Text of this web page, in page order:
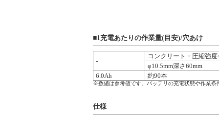
■1充電あたりの作業量(目安)/穴あけ
-
コンクリート・圧縮強度
φ10.5mm深さ60mm
6.0Ah
約90本
※数値は参考値です。バッテリの充電状態や作業条
仕様